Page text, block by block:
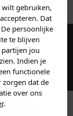
gebruiken,
Dat
persoonlijke
te blijven
jou
Indien je
functionele
zorgen dat de
over ons
.
5%
op